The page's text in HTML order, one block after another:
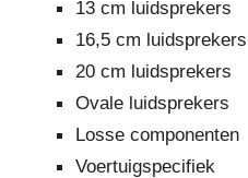
13 cm luidsprekers
16,5 cm luidsprekers
20 cm luidsprekers
Ovale luidsprekers
Losse componenten
Voertuigspecifiek